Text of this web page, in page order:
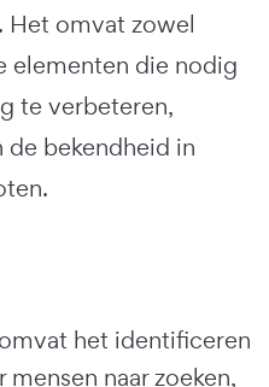
Het omvat zowel
elementen die nodig
te verbeteren,
de bekendheid in
het identificeren
naar zoeken,